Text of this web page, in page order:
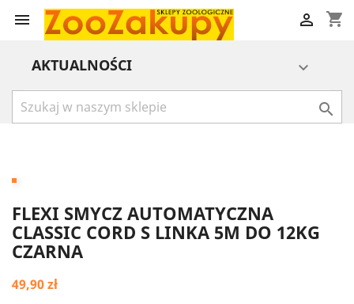
 shopping_cart

AKTUALNOŚCI 

FLEXI SMYCZ AUTOMATYCZNA
CLASSIC CORD S LINKA 5M DO 12KG
CZARNA
49,90 zł